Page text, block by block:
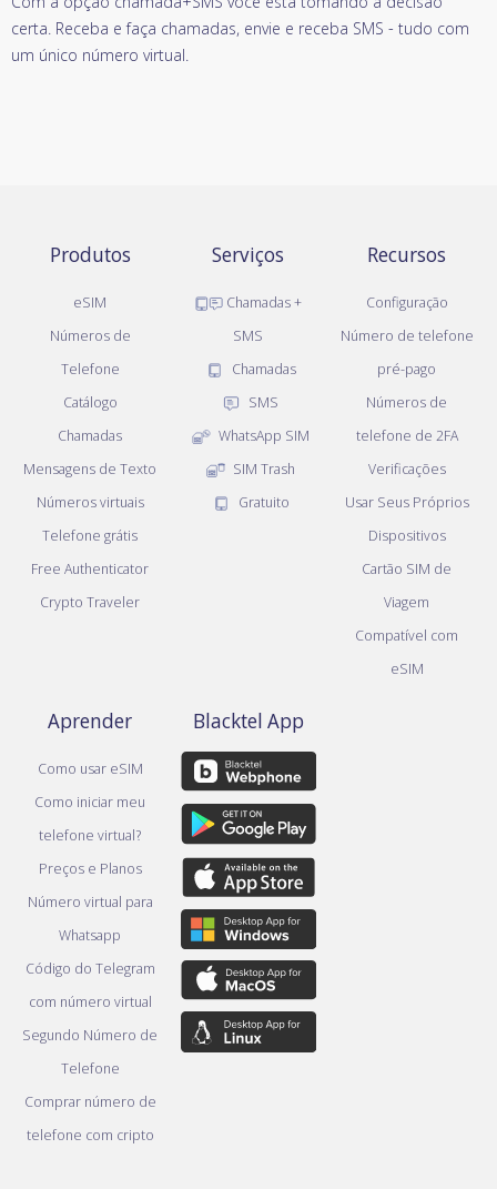
certa. Receba e faça chamadas, envie e receba SMS - tudo com
um único número virtual.
Produtos
eSIM
Números de
Telefone
Catálogo
Chamadas
Mensagens de Texto
Números virtuais
Telefone grátis
Free Authenticator
Crypto Traveler
Serviços
Chamadas +
SMS
Chamadas
SMS
WhatsApp SIM
SIM Trash
Gratuito
Recursos
Configuração
Número de telefone
pré-pago
Números de
telefone de 2FA
Verificações
Usar Seus Próprios
Dispositivos
Cartão SIM de
Viagem
Compatível com
eSIM
Aprender
Como usar eSIM
Como iniciar meu
telefone virtual?
Preços e Planos
Número virtual para
Whatsapp
Código do Telegram
com número virtual
Segundo Número de
Telefone
Comprar número de
telefone com cripto
Blacktel App